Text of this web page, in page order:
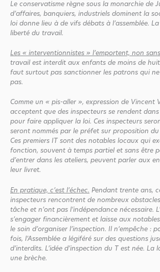
Le conservatisme règne sous la monarchie de
d’affaires, banquiers, industriels dominent la
loi donne lieu à de vifs débats à l’assemblée.
liberté du travail.
Les « interventionnistes » l’emportent, non
travail est interdit aux enfants de moins de
faut surtout pas sanctionner les patrons qui
pas.
Comme un « pis-aller », expression de Vincent
acceptent que des inspecteurs se rendent dans
pour faire appliquer la loi. Ces inspecteurs
seront nommés par le préfet sur proposition du
Ces premiers IT sont des notables locaux qui
fonction, souvent à temps partiel et sans être
d’entrer dans les ateliers, peuvent parler aux
leur livret.
En pratique, c’est l’échec. Pendant trente ans,
inspecteurs rencontrent de nombreux
tâche et n’ont pas l’indépendance nécessaire.
s’engager financièrement et laisse aux
le soin d’organiser l’inspection. Il n‘empêche :
fois, l’Assemblée a légiféré sur des questions
d’interdits. L’idée d’inspection du T est née. La
une brèche.